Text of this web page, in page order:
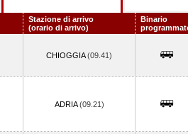
Stazione di arrivo
(orario di arrivo)
Binario
CHIOGGIA(09.41)
ADRIA(09.21)